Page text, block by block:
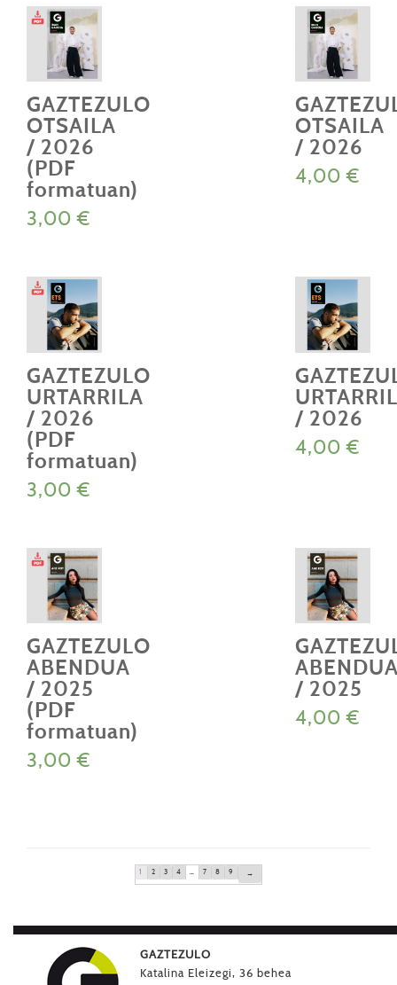
GAZTEZULO
OTSAILA
/ 2026
(PDF
formatuan)
3,00€
OTSAILA
/ 2026
4,00€
GAZTEZULO
URTARRILA
/ 2026
(PDF
formatuan)
3,00€
/ 2026
4,00€
GAZTEZULO
ABENDUA
/ 2025
(PDF
formatuan)
3,00€
/ 2025
4,00€
1 2 3 4 7 8 9 →
GAZTEZULO
Katalina Eleizegi, 36 behea